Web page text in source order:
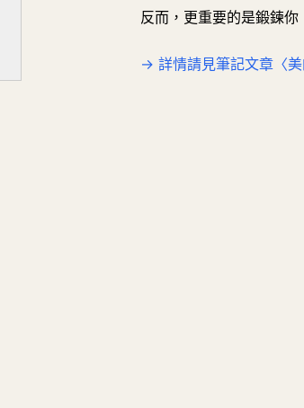
想像力的強度比體態更重要
反而，更重要的是鍛鍊你
→ 詳情請見筆記文章〈美